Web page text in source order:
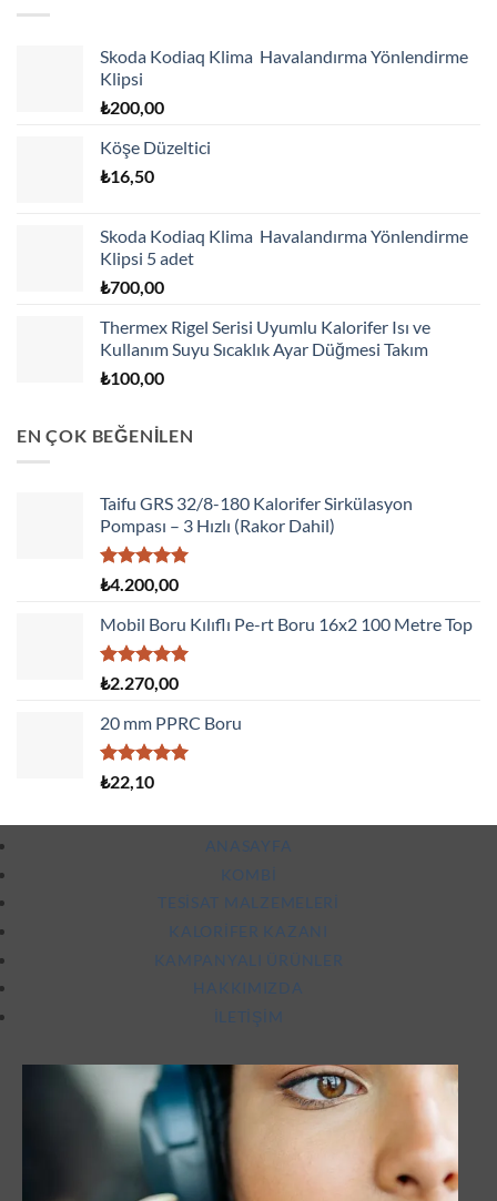
Skoda Kodiaq Klima Havalandırma Yönlendirme
Klipsi
₺200,00
Köşe Düzeltici
₺16,50
Skoda Kodiaq Klima Havalandırma Yönlendirme
Klipsi 5 adet
₺700,00
Thermex Rigel Serisi Uyumlu Kalorifer Isı ve
Kullanım Suyu Sıcaklık Ayar Düğmesi Takım
₺100,00
EN ÇOK BEĞENİLEN
Taifu GRS 32/8-180 Kalorifer Sirkülasyon
Pompası – 3 Hızlı (Rakor Dahil)
5 üzerinden
oy
aldı
₺4.200,00
Mobil Boru Kılıflı Pe-rt Boru 16x2 100 Metre Top
5 üzerinden
oy
aldı
₺2.270,00
20 mm PPRC Boru
5 üzerinden
5.00oy
₺22,10
ANASAYFA
KOMBI
TESISAT MALZEMELERI
KALORIFER KAZANI
KAMPANYALI ÜRÜNLER
HAKKIMIZDA
İLETIŞIM